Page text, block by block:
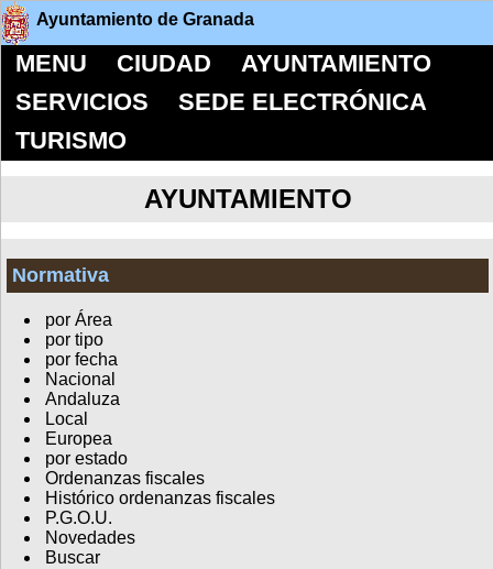
Ayuntamiento de Granada
MENU CIUDAD
AYUNTAMIENTO
SERVICIOS
SEDE ELECTRÓNICA
TURISMO
AYUNTAMIENTO
Normativa
por Área
por tipo
por fecha
Nacional
Andaluza
Local
Europea
por estado
Ordenanzas fiscales
Histórico ordenanzas fiscales
P.G.O.U.
Novedades
Buscar